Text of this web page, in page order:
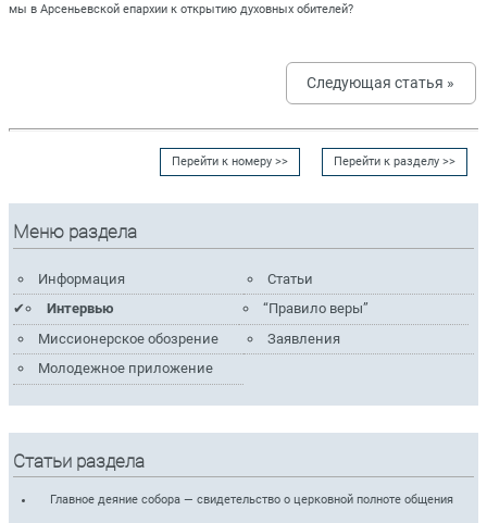
мы в Арсеньевской епархии к открытию духовных обителей?
Следующая статья »
Перейти к разделу >>
Перейти к номеру >>
Меню раздела
Информация
Статьи
Интервью
“Правило веры”
Миссионерское обозрение
Заявления
Молодежное приложение
Статьи раздела
Главное деяние собора — свидетельство о церковной полноте общения